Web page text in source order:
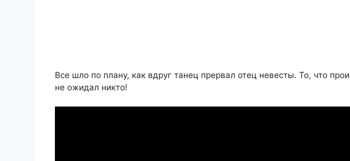
Все шло по плану, как вдруг танец прервал отец невесты. То, что
не ожидал никто!